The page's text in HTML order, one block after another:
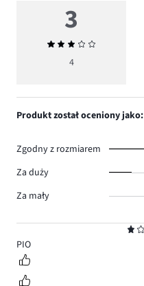
1
PIO
3
Średnia
ocena
4
Produkt został oceniony jako:
Zgodny z rozmiarem
Za duży
Za mały